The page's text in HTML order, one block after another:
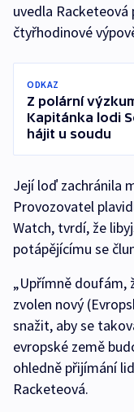
uvedla
čtyřhodinové
ODKAZ
Z polární
Kapitánka lodi
hájit u soudu
Její loď zachránila
Provozovatel
Watch, tvrdí, že
potápějícímu se
„Upřímně doufám,
zvolen nový
snažit, aby se
evropské země
ohledně přijímání
Racketeová.